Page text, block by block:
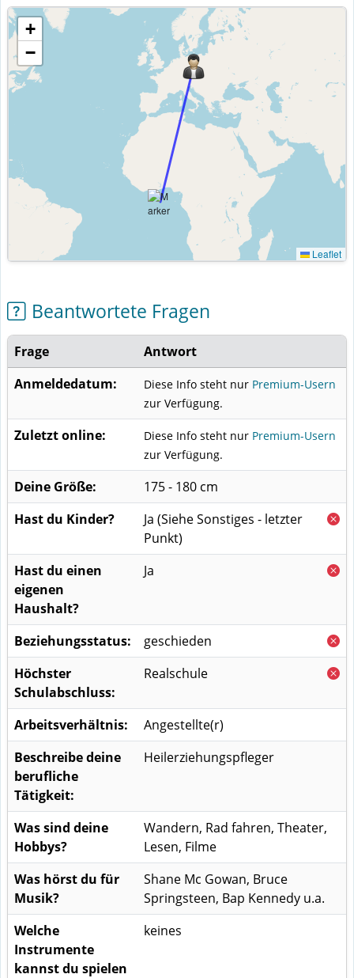
+
−
Leaflet
Beantwortete Fragen
Frage
Antwort
Anmeldedatum:
Diese Info steht nur Premium-Usern
zur Verfügung.
Zuletzt online: Diese Info steht nur Premium-Usern
zur Verfügung.
Deine Größe:
175 - 180 cm
Hast du Kinder?
Ja (Siehe Sonstiges - letzter
Punkt)
Hast du einen
eigenen
Haushalt?
Ja
Beziehungsstatus:
geschieden
Höchster
Schulabschluss:
Realschule
Arbeitsverhältnis:
Angestellte(r)
Beschreibe deine
berufliche
Tätigkeit:
Heilerziehungspfleger
Was sind deine
Hobbys?
Wandern, Rad fahren, Theater,
Lesen, Filme
Was hörst du für
Musik?
Shane Mc Gowan, Bruce
Springsteen, Bap Kennedy u.a.
Welche
Instrumente
kannst du spielen
keines